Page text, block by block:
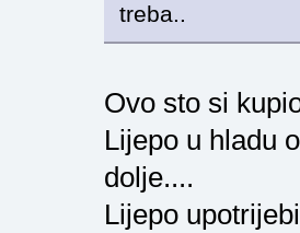
treba..
Ovo sto si
Lijepo u hladu
dolje....
Lijepo